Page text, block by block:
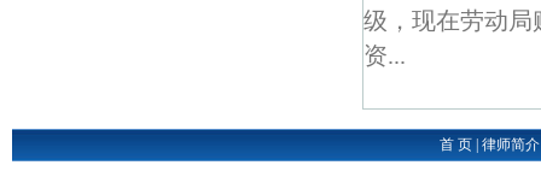
级，现在劳动局
资...
首 页 |律师简介